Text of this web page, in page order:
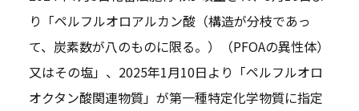
り「ペルフルオロアルカン酸（構造が分枝であっ
て、炭素数が八のものに限る。）（PFOAの異性体）
又はその塩」、2025年1月10日より「ペルフルオロ
オクタン酸関連物質」が第一種特定化学物質に指定